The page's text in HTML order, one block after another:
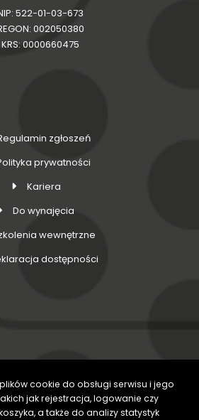
522-01-03-673
002050380
KRS: 0000660475
zgłoszeń
prywatności
Kariera
Do wynajęcia
wewnętrzne
dostępności
DO NAS
cookie do obsługi serwisu i jego
jak rejestracja, logowanie czy
a także do analizy statystyk